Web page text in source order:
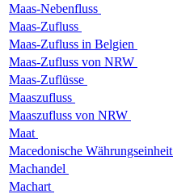
Maas-Nebenfluss
Maas-Zufluss
Maas-Zufluss in Belgien
Maas-Zufluss von NRW
Maas-Zuflüsse
Maaszufluss
Maaszufluss von NRW
Maat
Macedonische Währungseinheit
Machandel
Machart